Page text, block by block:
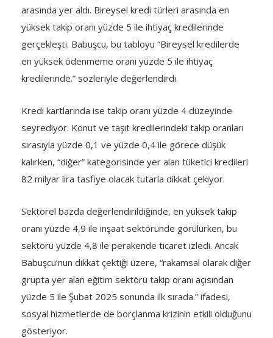
arasında yer aldı. Bireysel kredi türleri arasında en
yüksek takip oranı yüzde 5 ile ihtiyaç kredilerinde
gerçekleşti. Babuşcu, bu tabloyu “Bireysel kredilerde
en yüksek ödenmeme oranı yüzde 5 ile ihtiyaç
kredilerinde.” sözleriyle değerlendirdi.
Kredi kartlarında ise takip oranı yüzde 4 düzeyinde
seyrediyor. Konut ve taşıt kredilerindeki takip oranları
sırasıyla yüzde 0,1 ve yüzde 0,4 ile görece düşük
kalırken, “diğer” kategorisinde yer alan tüketici kredileri
82 milyar lira tasfiye olacak tutarla dikkat çekiyor.
Sektörel bazda değerlendirildiğinde, en yüksek takip
oranı yüzde 4,9 ile inşaat sektöründe görülürken, bu
sektörü yüzde 4,8 ile perakende ticaret izledi. Ancak
Babuşcu’nun dikkat çektiği üzere, “rakamsal olarak diğer
grupta yer alan eğitim sektörü takip oranı açısından
yüzde 5 ile Şubat 2025 sonunda ilk sırada.” ifadesi,
sosyal hizmetlerde de borçlanma krizinin etkili olduğunu
gösteriyor.